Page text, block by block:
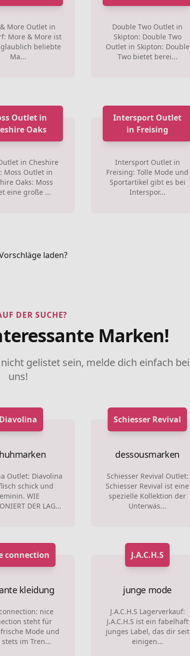
More Outlet in
More & More ist
beliebte
Ma...
Double Two Outlet in
Skipton: Double Two
Outlet in Skipton: Double
Two bietet berei...
Outlet in
Oaks
in Cheshire
Moss Outlet in
Oaks: Moss
eine große ...
Intersport Outlet
in Freising
Intersport Outlet in
Freising: Tolle Mode und
Sportartikel gibt es bei
Interspor...
laden?
DER SUCHE?
Marken!
gelistet sein, melde dich einfach bei
uns!
Diavolina
Outlet: Diavolina
schick und
WIE
DER LAG...
Schiesser Revival
dessousmarken
Schiesser Revival Outlet:
Schiesser Revival ist eine
spezielle Kollektion der
Unterwäs...
connection
kleidung
nice
steht für
Mode und
im Tren...
J.A.C.H.S
junge mode
J.A.C.H.S Lagerverkauf:
J.A.C.H.S ist ein fabelhaft
junges Label, das dir seit
einigen...